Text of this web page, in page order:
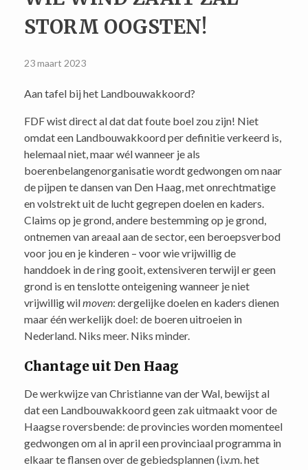
STORM OOGSTEN!
23 maart 2023
Aan tafel bij het Landbouwakkoord?
FDF wist direct al dat dat foute boel zou zijn! Niet
omdat een Landbouwakkoord per definitie verkeerd is,
helemaal niet, maar wél wanneer je als
boerenbelangenorganisatie wordt gedwongen om naar
de pijpen te dansen van Den Haag, met onrechtmatige
en volstrekt uit de lucht gegrepen doelen en kaders.
Claims op je grond, andere bestemming op je grond,
ontnemen van areaal aan de sector, een beroepsverbod
voor jou en je kinderen – voor wie vrijwillig de
handdoek in de ring gooit, extensiveren terwijl er geen
grond is en tenslotte onteigening wanneer je niet
vrijwillig wilmoven: dergelijke doelen en kaders dienen
maar één werkelijk doel: de boeren uitroeien in
Nederland. Niks meer. Niks minder.
Chantage uit Den Haag
De werkwijze van Christianne van der Wal, bewijst al
dat een Landbouwakkoord geen zak uitmaakt voor de
Haagse roversbende: de provincies worden momenteel
gedwongen om al in april een provinciaal programma in
elkaar te flansen over de gebiedsplannen (i.v.m. het